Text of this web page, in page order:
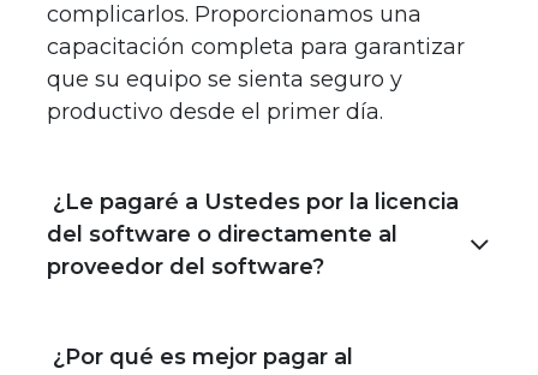
complicarlos. Proporcionamos una
capacitación completa para garantizar
que su equipo se sienta seguro y
productivo desde el primer día.
¿Le pagaré a Ustedes por la licencia
del software o directamente al
proveedor del software?
¿Por qué es mejor pagar al